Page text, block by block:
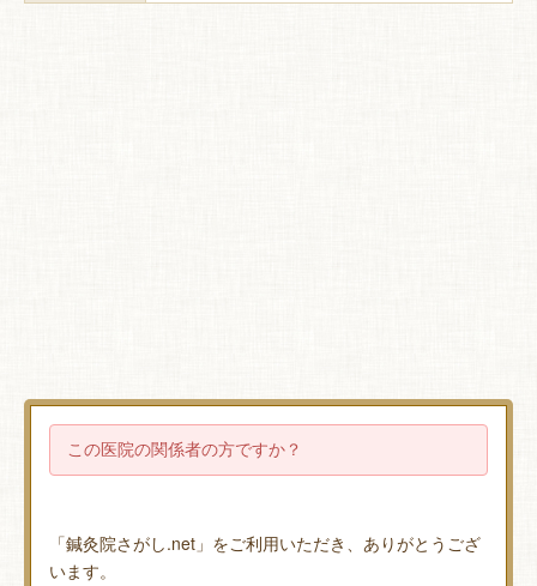
この医院の関係者の方ですか？
「鍼灸院さがし.net」をご利用いただき、ありがとうござ
います。